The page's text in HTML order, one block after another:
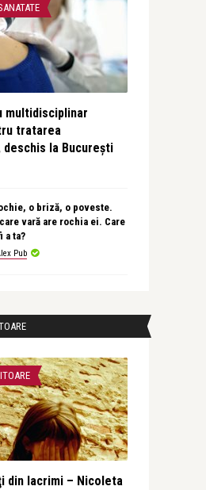
multidisciplinar
tratarea
deschis la București
o briză, o poveste.
vară are rochia ei. Care
a ta?
Pub
din lacrimi – Nicoleta